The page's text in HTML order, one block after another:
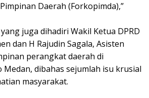
Daerah (Forkopimda),”
juga dihadiri Wakil Ketua DPRD
dan H Rajudin Sagala, Asisten
perangkat daerah di
dibahas sejumlah isu krusial
masyarakat.